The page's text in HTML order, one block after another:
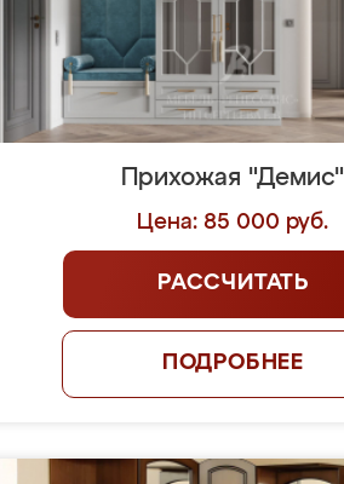
Прихожая "Демис"
Цена: 85 000 руб.
РАССЧИТАТЬ
ПОДРОБНЕЕ